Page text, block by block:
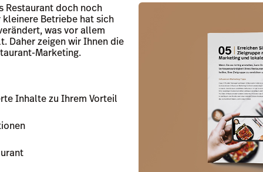
Restaurant doch noch
Betriebe hat sich
was vor allem
Daher zeigen wir Ihnen die
Marketing.
Inhalte zu Ihrem Vorteil